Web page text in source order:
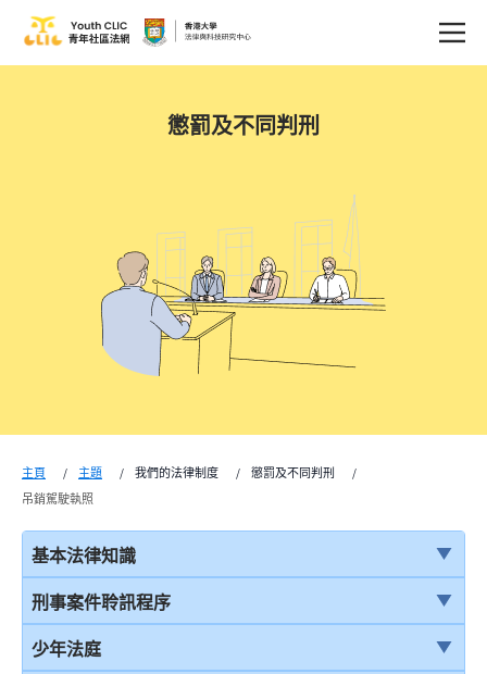
懲罰及不同判刑
主頁 主題 我們的法律制度
懲罰及不同判刑
吊銷駕駛執照
基本法律知識
法治
香港法律來源
刑事案件聆訊程序
刑事案件一般聆訊程序
少年法庭